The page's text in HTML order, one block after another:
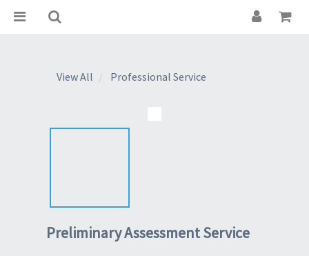
View All Professional Service
Preliminary Assessment Service